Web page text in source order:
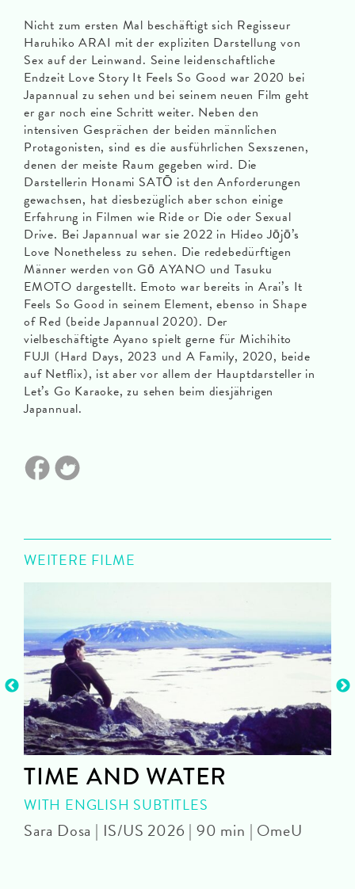
Nicht zum ersten Mal beschäftigt sich Regisseur
Haruhiko ARAI mit der expliziten Darstellung von
Sex auf der Leinwand. Seine leidenschaftliche
Endzeit Love Story It Feels So Good war 2020 bei
Japannual zu sehen und bei seinem neuen Film geht
er gar noch eine Schritt weiter. Neben den
intensiven Gesprächen der beiden männlichen
Protagonisten, sind es die ausführlichen Sexszenen,
denen der meiste Raum gegeben wird. Die
Darstellerin Honami SATŌ ist den Anforderungen
gewachsen, hat diesbezüglich aber schon einige
Erfahrung in Filmen wie Ride or Die oder Sexual
Drive. Bei Japannual war sie 2022 in Hideo Jōjō’s
Love Nonetheless zu sehen. Die redebedürftigen
Männer werden von Gō AYANO und Tasuku
EMOTO dargestellt. Emoto war bereits in Arai’s It
Feels So Good in seinem Element, ebenso in Shape
of Red (beide Japannual 2020). Der
vielbeschäftigte Ayano spielt gerne für Michihito
FUJI (Hard Days, 2023 und A Family, 2020, beide
auf Netflix), ist aber vor allem der Hauptdarsteller in
Let’s Go Karaoke, zu sehen beim diesjährigen
Japannual.
WEITERE FILME
TIME AND WATER
WITH ENGLISH SUBTITLES
Sara Dosa | IS/US 2026 | 90 min | OmeU